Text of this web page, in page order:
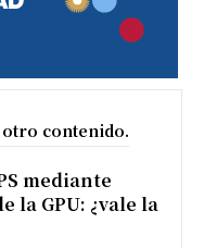
otro contenido.
mediante
la GPU: ¿vale la